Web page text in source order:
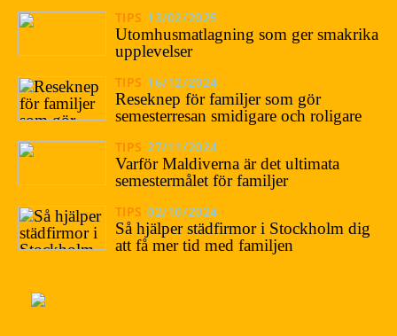
TIPS 13/02/2025
Utomhusmatlagning som ger smakrika
upplevelser
TIPS 16/12/2024
Reseknep för familjer som gör
semesterresan smidigare och roligare
TIPS 27/11/2024
Varför Maldiverna är det ultimata
semestermålet för familjer
TIPS 02/10/2024
Så hjälper städfirmor i Stockholm dig
att få mer tid med familjen